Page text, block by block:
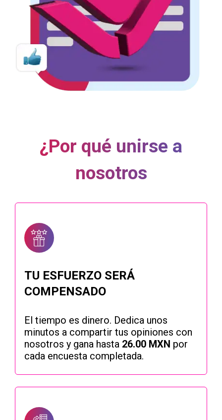
¿Por qué unirse a
nosotros
TU ESFUERZO SERÁ
COMPENSADO
El tiempo es dinero. Dedica unos
minutos a compartir tus opiniones con
nosotros y gana hasta 26.00 MXN por
cada encuesta completada.